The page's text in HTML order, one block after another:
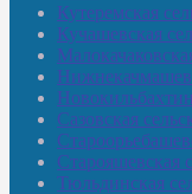
Кутеремская
Кучашевская
Сазовская
Старояшевская
Тюльдинская